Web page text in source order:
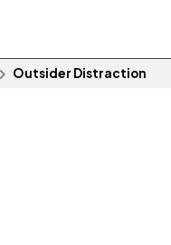
Outsider Distraction